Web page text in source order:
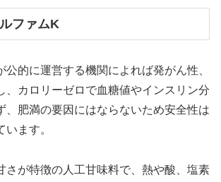
ファムK
公的に運営する機関によれば発がん性、
、カロリーゼロで血糖値やインスリン分
、肥満の要因にはならないため安全性は
ます。
さが特徴の人工甘味料で、熱や酸、塩素